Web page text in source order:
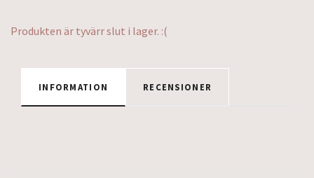
Produkten är tyvärr slut i lager. :(
INFORMATION RECENSIONER